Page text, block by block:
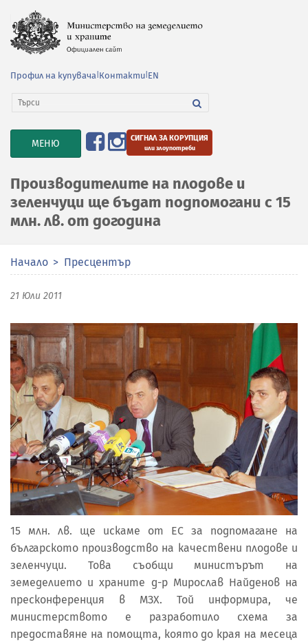
Профил на купувача Контакти EN
TOGGLE
NAVIGATION
МЕНЮ СИГНАЛ ЗА КОРУПЦИЯ
или злоупотреби
Производителите на плодове и
зеленчуци ще бъдат подпомогани с 15
млн. лв. от догодина
Начало Пресцентър
21 Юли 2011
15 млн. лв. ще искаме от ЕС за подпомагане на
българското производство на качествени плодове и
зеленчуци. Това съобщи министърът на
земеделието и храните д-р Мирослав Найденов на
пресконференция в МЗХ. Той информира, че
министерството е разработило схема за
предоставяне на помощта, която до края на месеца